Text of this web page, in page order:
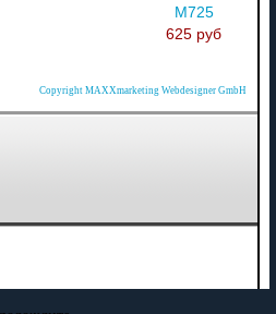
M725
625 руб
Copyright MAXXmarketing Webdesigner GmbH